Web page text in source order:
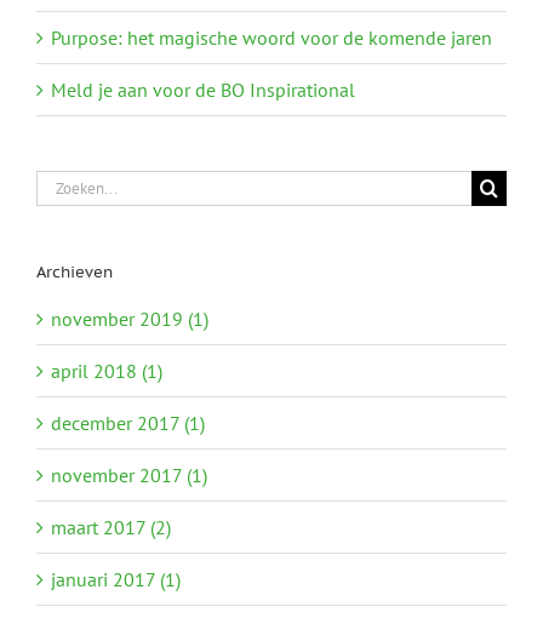
Purpose: het magische woord voor de komende jaren
Meld je aan voor de BO Inspirational
Zoeken
naar:
Archieven
november 2019 (1)
april 2018 (1)
december 2017 (1)
november 2017 (1)
maart 2017 (2)
januari 2017 (1)